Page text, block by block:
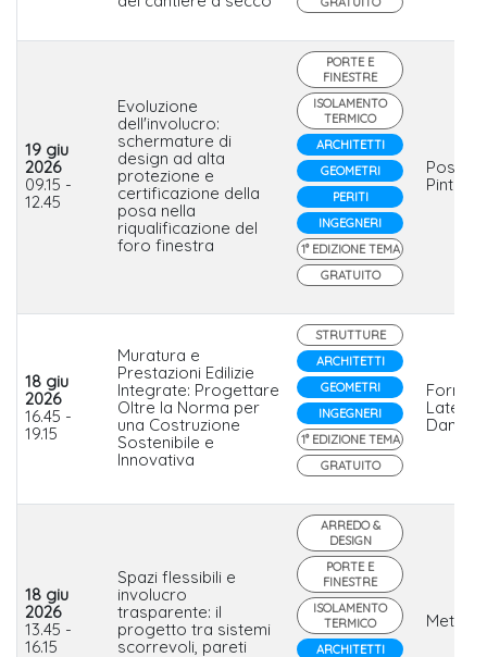
19 giu
2026
09.15 -
12.45
Evoluzione
dell'involucro:
schermature di
design ad alta
protezione e
certificazione della
posa nella
riqualificazione del
foro finestra
PORTE E
FINESTRE
ISOLAMENTO
TERMICO
ARCHITETTI
GEOMETRI
PERITI
INGEGNERI
1° EDIZIONE TEMA
GRATUITO
Pinto
18 giu
2026
16.45 -
19.15
Muratura e
Prestazioni Edilizie
Integrate: Progettare
Oltre la Norma per
una Costruzione
Sostenibile e
Innovativa
STRUTTURE
ARCHITETTI
GEOMETRI
INGEGNERI
1° EDIZIONE TEMA
GRATUITO
Fornaci
Laterizi
Danesi
18 giu
2026
13.45 -
16.15
Spazi flessibili e
involucro
trasparente: il
progetto tra sistemi
scorrevoli, pareti
ARREDO &
DESIGN
PORTE E
FINESTRE
ISOLAMENTO
TERMICO
ARCHITETTI